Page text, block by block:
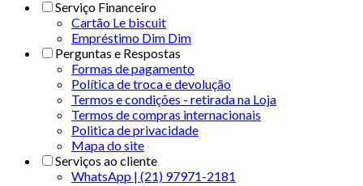
Serviço Financeiro
Cartão Le biscuit
Empréstimo Dim Dim
Perguntas e Respostas
Formas de pagamento
Política de troca e devolução
Termos e condições - retirada na Loja
Termos de compras internacionais
Politica de privacidade
Mapa do site
Serviços ao cliente
WhatsApp | (21) 97971-2181